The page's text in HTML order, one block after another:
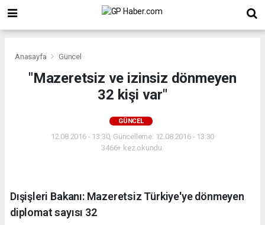
Anasayfa Güncel
"Mazeretsiz ve izinsiz dönmeyen
32 kişi var"
GÜNCEL
12.08.2016 - 13:30, Güncelleme: 12.08.2016 - 13:30
3466+ kez okundu.
Dışişleri Bakanı: Mazeretsiz Türkiye'ye dönmeyen
diplomat sayısı 32